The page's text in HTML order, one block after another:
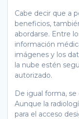
Cabe decir que a
beneficios,
abordarse. Entre
información
imágenes y los
la nube estén
autorizado.
De igual forma,
Aunque la
para el acceso